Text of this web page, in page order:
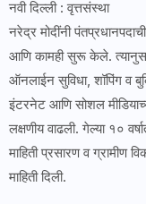
नवी दिल्ली : वृत्तसंस्था
नरेद्र मोदींनी
आणि कामही सुरू केले.
ऑनलाईन सुविधा, शॉपिंग व
इंटरनेट आणि सोशल
लक्षणीय वाढली. गेल्या १०
माहिती प्रसारण व ग्रामीण
माहिती दिली.